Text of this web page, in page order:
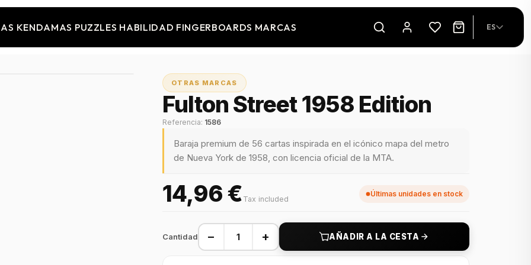
KENDAMAS PUZZLES HABILIDAD FINGERBOARDS MARCAS ES
OTRAS MARCAS
Fulton Street 1958 Edition
Referencia: 1586
Baraja premium de 56 cartas inspirada en el icónico mapa del metro
de Nueva York de 1958, con licencia oficial de la MTA.
14,96 € Tax included
Últimas unidades en stock
Cantidad − + AÑADIR A LA CESTA